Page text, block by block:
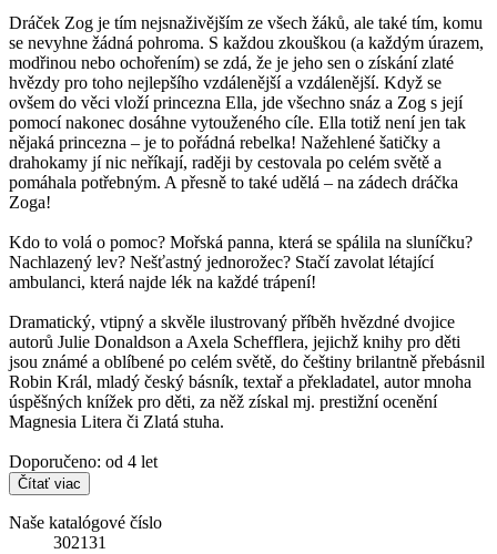
Dráček Zog je tím nejsnaživějším ze všech žáků, ale také tím, komu
se nevyhne žádná pohroma. S každou zkouškou (a každým úrazem,
modřinou nebo ochořením) se zdá, že je jeho sen o získání zlaté
hvězdy pro toho nejlepšího vzdálenější a vzdálenější. Když se
ovšem do věci vloží princezna Ella, jde všechno snáz a Zog s její
pomocí nakonec dosáhne vytouženého cíle. Ella totiž není jen tak
nějaká princezna – je to pořádná rebelka! Nažehlené šatičky a
drahokamy jí nic neříkají, raději by cestovala po celém světě a
pomáhala potřebným. A přesně to také udělá – na zádech dráčka
Zoga!
Kdo to volá o pomoc? Mořská panna, která se spálila na sluníčku?
Nachlazený lev? Nešťastný jednorožec? Stačí zavolat létající
ambulanci, která najde lék na každé trápení!
Dramatický, vtipný a skvěle ilustrovaný příběh hvězdné dvojice
autorů Julie Donaldson a Axela Schefflera, jejichž knihy pro děti
jsou známé a oblíbené po celém světě, do češtiny brilantně přebásnil
Robin Král, mladý český básník, textař a překladatel, autor mnoha
úspěšných knížek pro děti, za něž získal mj. prestižní ocenění
Magnesia Litera či Zlatá stuha.
Doporučeno: od 4 let
Čítať viac
Naše katalógové číslo
302131